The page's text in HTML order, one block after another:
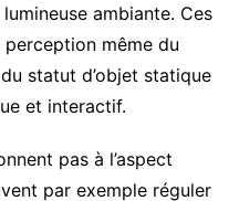
ambiante. Ces
même du
statut d’objet statique
et interactif.
pas à l’aspect
par exemple réguler